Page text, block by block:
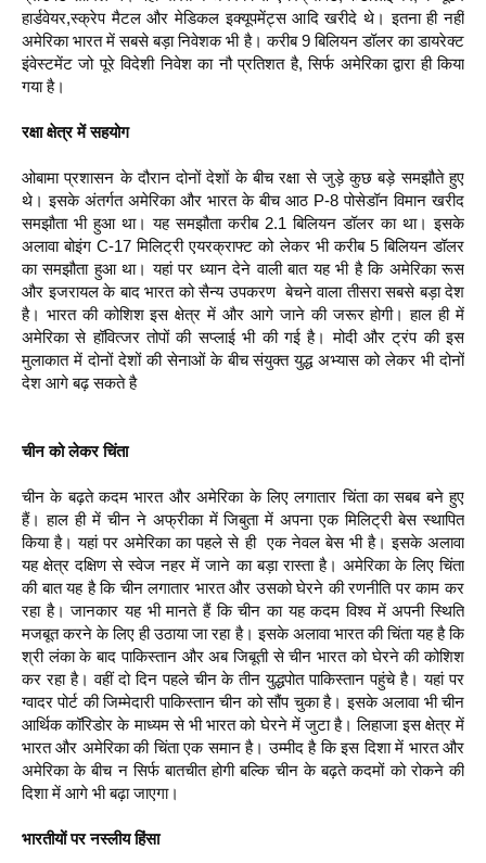
हार्डवेयर,स्‍क्रेप मैटल और मेडिकल इक्‍यूपमेंट्स आदि खरीदे थे। इतना ही नहीं
अमेरिका भारत में सबसे बड़ा निवेशक भी है। करीब 9 बिलियन डॉलर का डायरेक्‍ट
इंवेस्‍टमेंट जो पूरे विदेशी निवेश का नौ प्रतिशत है, सिर्फ अमेरिका द्वारा ही किया
गया है।
रक्षा क्षेत्र में सहयोग
ओबामा प्रशासन के दौरान दोनों देशों के बीच रक्षा से जुड़े कुछ बड़े समझौते हुए
थे। इसके अंतर्गत अमेरिका और भारत के बीच आठ P-8 पोसेडॉन विमान खरीद
समझौता भी हुआ था। यह समझौता करीब 2.1 बिलियन डॉलर का था। इसके
अलावा बोइंग C-17 मिलिट्री एयरक्राफ्ट को लेकर भी करीब 5 बिलियन डॉलर
का समझौता हुआ था। यहां पर ध्‍यान देने वाली बात यह भी है कि अमेरिका रूस
और इजरायल के बाद भारत को सैन्‍य उपकरण बेचने वाला तीसरा सबसे बड़ा देश
है। भारत की कोशिश इस क्षेत्र में और आगे जाने की जरूर होगी। हाल ही में
अमेरिका से हॉवित्‍जर तोपों की सप्‍लाई भी की गई है। मोदी और ट्रंप की इस
मुलाकात में दोनों देशों की सेनाओं के बीच संयुक्‍त युद्ध अभ्‍यास को लेकर भी दोनों
देश आगे बढ़ सकते है
चीन को लेकर चिंता
चीन के बढ़ते कदम भारत और अमेरिका के लिए लगातार चिंता का सबब बने हुए
हैं। हाल ही में चीन ने अफ्रीका में जिबुता में अपना एक मिलिट्री बेस स्‍थापित
किया है। यहां पर अमेरिका का पहले से ही एक नेवल बेस भी है। इसके अलावा
यह क्षेत्र दक्षिण से स्‍वेज नहर में जाने का बड़ा रास्‍ता है। अमेरिका के लिए चिंता
की बात यह है कि चीन लगातार भारत और उसको घेरने की रणनीति पर काम कर
रहा है। जानकार यह भी मानते हैं कि चीन का यह कदम विश्‍व में अपनी स्थिति
मजबूत करने के लिए ही उठाया जा रहा है। इसके अलावा भारत की चिंता यह है कि
श्री लंका के बाद पाकिस्‍तान और अब जिबूती से चीन भारत को घेरने की कोशिश
कर रहा है। वहीं दो दिन पहले चीन के तीन युद्धपोत पाकिस्‍तान पहुंचे है। यहां पर
ग्‍वादर पोर्ट की जिम्‍मेदारी पाकिस्‍तान चीन को सौंप चुका है। इसके अलावा भी चीन
आर्थिक कॉरिडोर के माध्‍यम से भी भारत को घेरने में जुटा है। लिहाजा इस क्षेत्र में
भारत और अमेरिका की चिंता एक समान है। उम्‍मीद है कि इस दिशा में भारत और
अमेरिका के बीच न सिर्फ बातचीत होगी बल्कि चीन के बढ़ते कदमों को रोकने की
दिशा में आगे भी बढ़ा जाएगा।
भारतीयों पर नस्‍लीय हिंसा